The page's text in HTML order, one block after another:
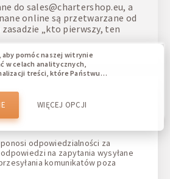
do sales@chartershop.eu, a
online są przetwarzane od
zasadzie „kto pierwszy, ten
odpowiedzialności za
na zapytania wysyłane
komunikatów poza
aby pomóc naszej witrynie
w celach analitycznych,
treści, które Państwu
umożliwiają nam odróżnienie
naszej witryny.
korzystacie z naszej witryny,
jak najlepsze możliwości oraz
ulepszenia naszej witryny w
zaktualizować swoje
ustawień plików cookies lub w
do naszej polityki
WIĘCEJ OPCJI